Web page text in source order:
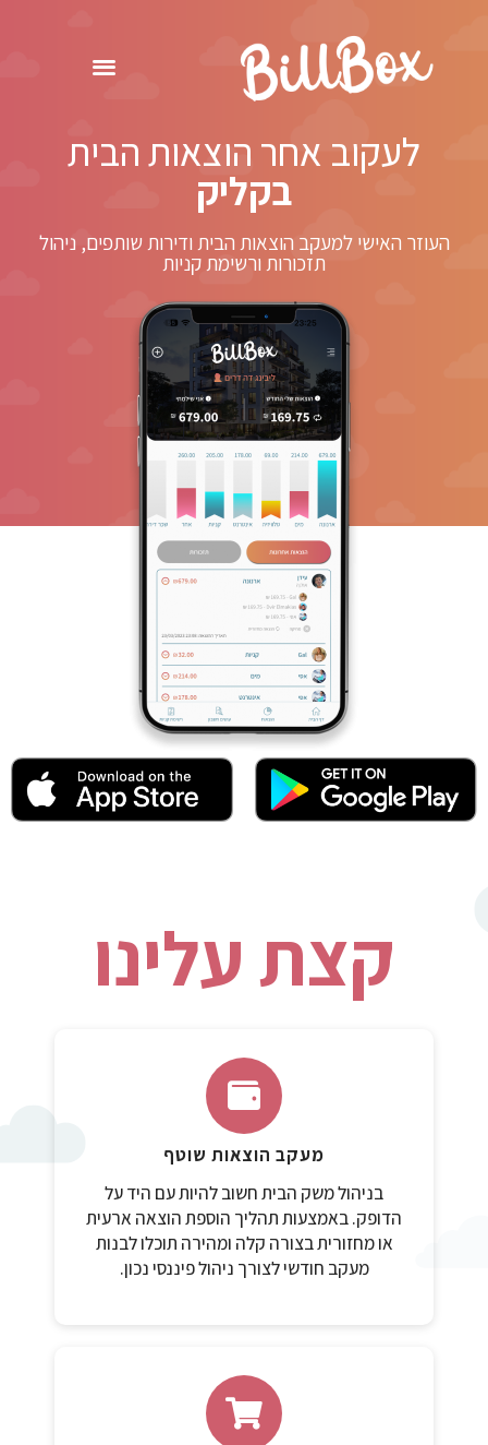
לעקוב אחר הוצאות הבית
בקליק
העוזר האישי למעקב הוצאות הבית ודירות שותפים, ניהול
תזכורות ורשימת קניות
קצת עלינו
מעקב הוצאות שוטף
בניהול משק הבית חשוב להיות עם היד על
הדופק. באמצעות תהליך הוספת הוצאה ארעית
או מחזורית בצורה קלה ומהירה תוכלו לבנות
מעקב חודשי לצורך ניהול פיננסי נכון.